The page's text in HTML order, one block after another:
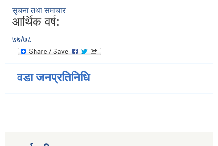
सूचना तथा समाचार
आर्थिक वर्ष:
७७/७८
वडा जनप्रतिनिधि